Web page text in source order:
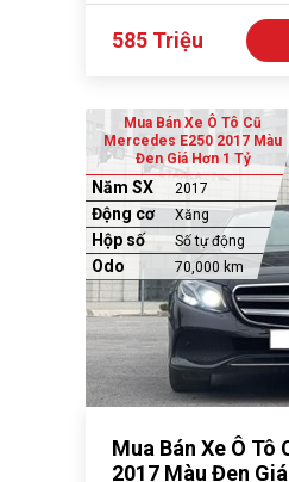
585 Triệu
Mua Bán Xe Ô Tô Cũ
Mercedes E250 2017 Màu
Đen Giá Hơn 1 Tỷ
Năm SX 2017
Động cơ Xăng
Hộp số Số tự động
Odo 70,000 km
Mua Bán Xe Ô Tô
2017 Màu Đen